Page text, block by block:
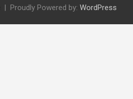
Proudly Powered by: WordPress